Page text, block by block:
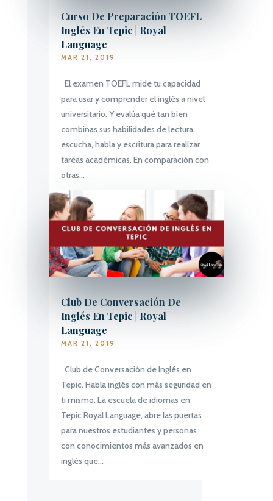
Curso De Preparación TOEFL
Inglés En Tepic | Royal
Language
MAR 21, 2019
El examen TOEFL mide tu capacidad
para usar y comprender el inglés a nivel
universitario. Y evalúa qué tan bien
combinas sus habilidades de lectura,
escucha, habla y escritura para realizar
tareas académicas. En comparación con
otras...
Club De Conversación De
Inglés En Tepic | Royal
Language
MAR 21, 2019
Club de Conversación de Inglés en
Tepic. Habla inglés con más seguridad en
ti mismo. La escuela de idiomas en
Tepic Royal Language, abre las puertas
para nuestros estudiantes y personas
con conocimientos más avanzados en
inglés que...